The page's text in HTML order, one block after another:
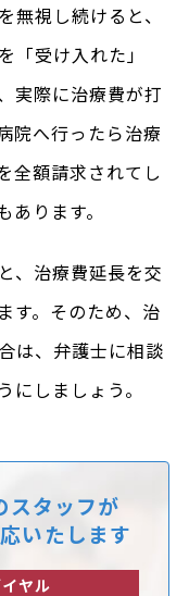
視し続けると、
「受け入れた」
実際に治療費が打
院へ行ったら治療
全額請求されてし
ります。
、治療費延長を交
す。そのため、治
は、弁護士に相談
しましょう。
スタッフが
いたします
ヤル